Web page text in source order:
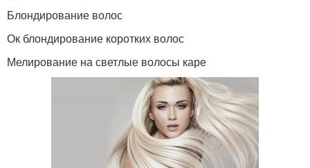
Блондирование волос
Ок блондирование коротких волос
Мелирование на светлые волосы каре